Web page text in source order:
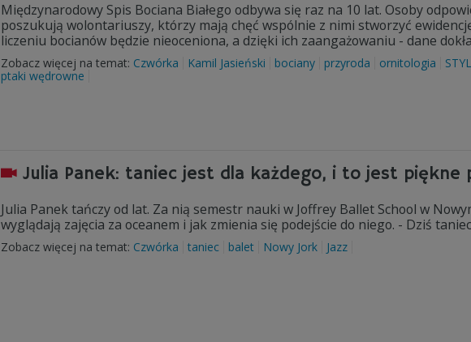
Międzynarodowy Spis Bociana Białego odbywa się raz na 10 lat. Osoby
poszukują wolontariuszy, którzy mają chęć wspólnie z nimi stworzyć
liczeniu bocianów będzie nieoceniona, a dzięki ich zaangażowaniu - dane
Zobacz więcej na temat: Czwórka Kamil Jasieński bociany przyroda ornitologia
ptaki wędrowne
Julia Panek: taniec jest dla każdego, i to jest piękne
Julia Panek tańczy od lat. Za nią semestr nauki w Joffrey Ballet School w
wyglądają zajęcia za oceanem i jak zmienia się podejście do niego. - Dziś
Zobacz więcej na temat: Czwórka taniec balet Nowy Jork Jazz